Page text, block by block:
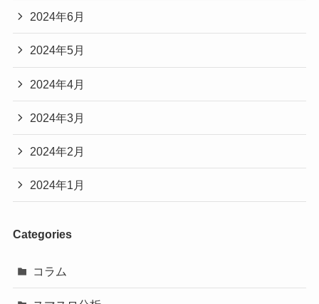
2024年6月
2024年5月
2024年4月
2024年3月
2024年2月
2024年1月
Categories
コラム